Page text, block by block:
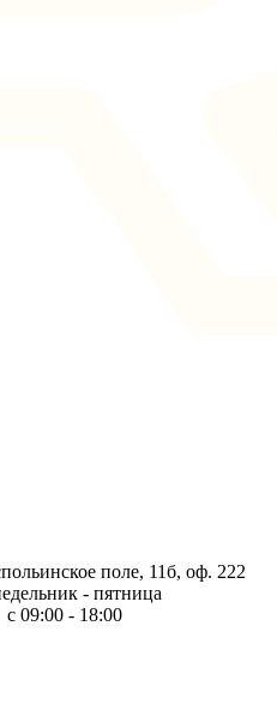
поле, 11б, оф. 222
- пятница
с 09:00 - 18:00